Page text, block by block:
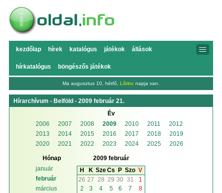
kezdőlap hírek katalógus játékok állások
hírkatalógus böngészős játékok
Ma augusztus 10, hétfő, Lőrinc napja van.
Hírarchívum - Belföld - 2009 február 21.
Év
2006
2007 2008 2009 2010 2011
2012
2013
2014 2015 2016 2017 2018
2019
2020
2021 2022 2023 2024 2025 2026
Hónap
január
február
március
2009 február
H
K SzeCs P Szo V
26 27 28 29 30 31
1
2
3 4 5 6 7
8